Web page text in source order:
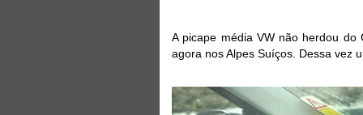
A picape média VW não herdou do
agora nos Alpes Suíços. Dessa vez